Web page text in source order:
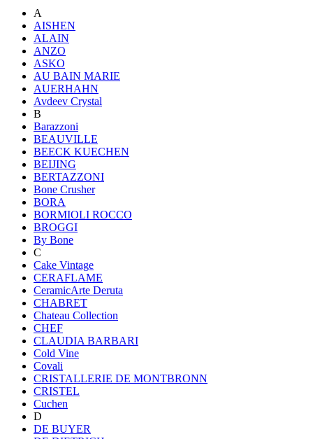
A
AISHEN
ALAIN
ANZO
ASKO
AU BAIN MARIE
AUERHAHN
Avdeev Crystal
B
Barazzoni
BEAUVILLE
BEECK KUECHEN
BEIJING
BERTAZZONI
Bone Crusher
BORA
BORMIOLI ROCCO
BROGGI
By Bone
C
Cake Vintage
CERAFLAME
CeramicArte Deruta
CHABRET
Chateau Collection
CHEF
CLAUDIA BARBARI
Cold Vine
Covali
CRISTALLERIE DE MONTBRONN
CRISTEL
Cuchen
D
DE BUYER